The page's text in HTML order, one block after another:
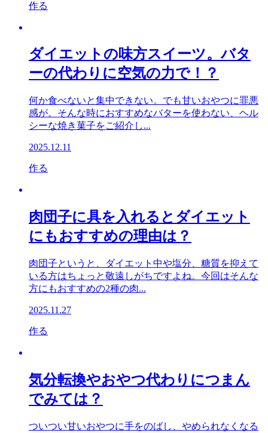
作る
ダイエットの味方スイーツ。バタ
ーの代わりに空気の力で！？
何か食べないと集中できない。でも甘いおやつに罪悪
感が。そんな時におすすめなバターを使わない、ヘル
シーな焼き菓子をご紹介し...
2025.12.11
作る
肉団子に具を入れるとダイエット
にもおすすめの理由は？
肉団子というと、ダイエット中や塩分、糖質を抑えて
いる方はちょっと敬遠しがちですよね。今回はそんな
方にもおすすめの2種の肉...
2025.11.27
作る
気分転換やおやつ代わりにつまん
でみては？
ついつい甘いおやつに手をのばし、やめられなくなる